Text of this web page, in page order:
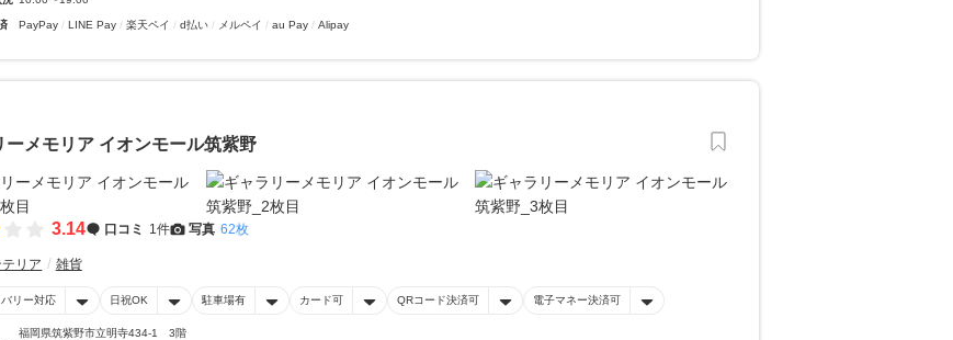
PayPay LINE Pay 楽天ペイ d払い メルペイ au Pay Alipay
ーメモリア イオンモール筑紫野
3.14 口コミ 1件 写真 62枚
リア 雑貨
リー対応 日祝OK 駐車場有 カード可 QRコード決済可 電子マネー決済可
福岡県筑紫野市立明寺434-1 3階